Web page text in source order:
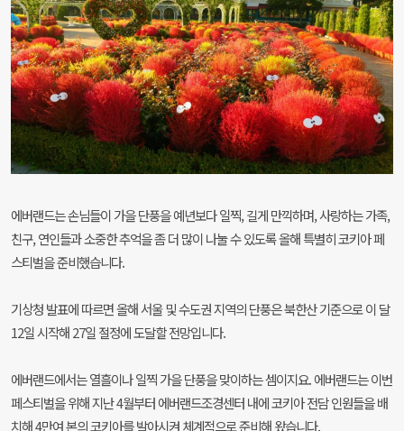
에버랜드는 손님들이 가을 단풍을 예년보다 일찍, 길게만끽하며, 사랑하는 가족,
친구, 연인들과 소중한 추억을좀 더 많이 나눌 수 있도록 올해 특별히 코키아 페
스티벌을준비했습니다.
기상청 발표에 따르면 올해 서울 및 수도권 지역의 단풍은북한산 기준으로 이 달
12일 시작해 27일 절정에 도달할전망입니다.
에버랜드에서는 열흘이나 일찍 가을 단풍을 맞이하는 셈이지요.에버랜드는 이번
페스티벌을 위해 지난 4월부터 에버랜드조경센터 내에 코키아 전담 인원들을 배
치해 4만여 본의코키아를 발아시켜 체계적으로 준비해 왔습니다.